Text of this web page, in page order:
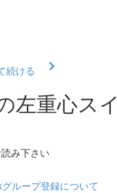
続ける
左重心ス
み下さい
ループ登録について